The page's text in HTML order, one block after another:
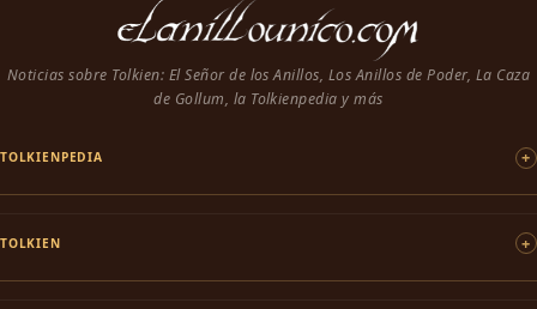
Noticias sobre Tolkien: El Señor de los Anillos, Los Anillos de Poder, La Caza
de Gollum, la Tolkienpedia y más
TOLKIENPEDIA
TOLKIEN